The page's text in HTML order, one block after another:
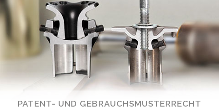
PATENT- UND GEBRAUCHSMUSTERRECHT